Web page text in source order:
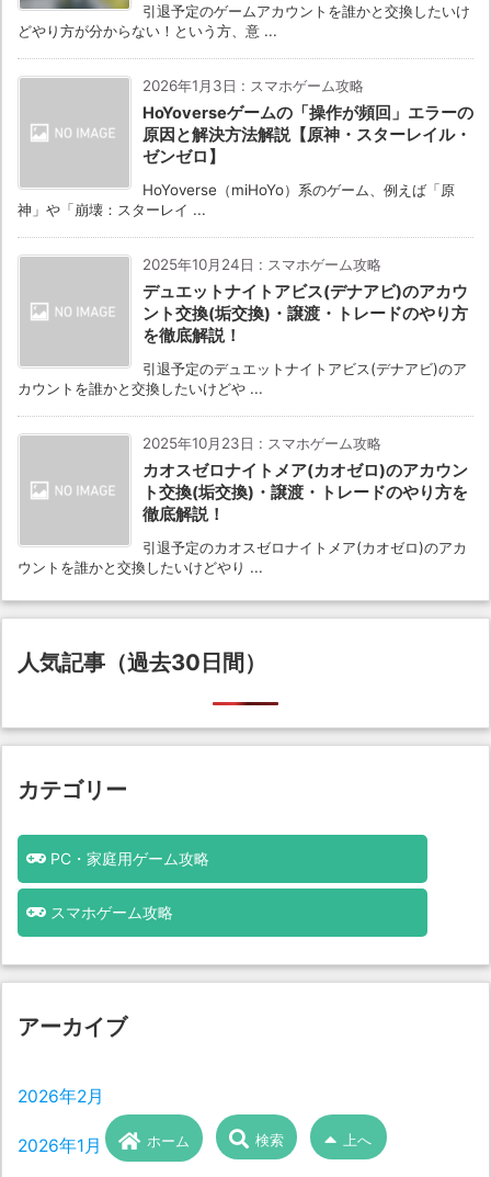
引退予定のゲームアカウントを誰かと交換したいけ
どやり方が分からない！という方、意 ...
2026年1月3日 : スマホゲーム攻略
HoYoverseゲームの「操作が頻回」エラーの
原因と解決方法解説【原神・スターレイル・
ゼンゼロ】
HoYoverse（miHoYo）系のゲーム、例えば「原
神」や「崩壊：スターレイ ...
2025年10月24日 : スマホゲーム攻略
デュエットナイトアビス(デナアビ)のアカウ
ント交換(垢交換)・譲渡・トレードのやり方
を徹底解説！
引退予定のデュエットナイトアビス(デナアビ)のア
カウントを誰かと交換したいけどや ...
2025年10月23日 : スマホゲーム攻略
カオスゼロナイトメア(カオゼロ)のアカウン
ト交換(垢交換)・譲渡・トレードのやり方を
徹底解説！
引退予定のカオスゼロナイトメア(カオゼロ)のアカ
ウントを誰かと交換したいけどやり ...
人気記事（過去30日間）
カテゴリー
PC・家庭用ゲーム攻略
スマホゲーム攻略
アーカイブ
2026年2月
2026年1月 ホーム 検索 上へ